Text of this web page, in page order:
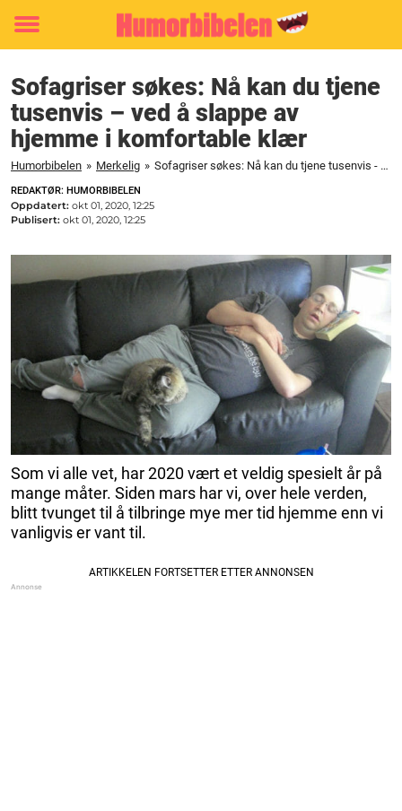
Toggle
Sofagriser søkes: Nå kan du tjene
tusenvis – ved å slappe av
hjemme i komfortable klær
Humorbibelen » Merkelig » Sofagriser søkes: Nå kan du tjene tusenvis - ved å slappe av hjemme i komfortable klær
REDAKTØR: HUMORBIBELEN
Oppdatert: okt 01, 2020, 12:25
Publisert: okt 01, 2020, 12:25
Som vi alle vet, har 2020 vært et veldig spesielt år på
mange måter. Siden mars har vi, over hele verden,
blitt tvunget til å tilbringe mye mer tid hjemme enn vi
vanligvis er vant til.